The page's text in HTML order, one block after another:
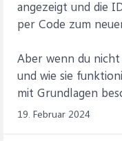
angezeigt und die
per Code zum
Aber wenn du
und wie sie
mit Grundlagen
19. Februar 2024